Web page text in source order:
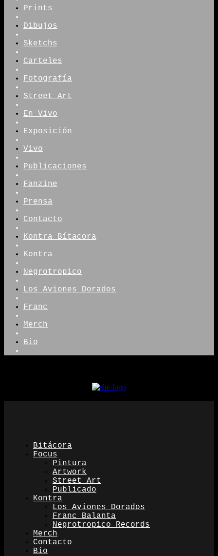
Prints
Dibujos
Sketchs
Carteles
Fotografía
Street Art
En Vivo
Exposición
Vivo
Publicaciones
Fanzine
Prensa
Contacto
Kontra Bítacora
Kontra
Negrotropico
Los Aviones Dorados
Franc
Merch
Bio
Bitácora
Focus
Pintura
Artwork
Street Art
Publicado
Kontra
Los Aviones Dorados
Franc Balanta
Negrotropico Records
Merch
Contacto
Bio